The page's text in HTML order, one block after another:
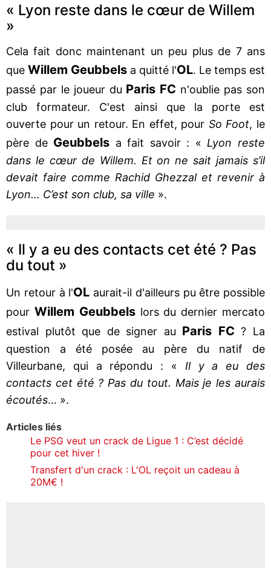
« Lyon reste dans le cœur de Willem
»
Cela fait donc maintenant un peu plus de 7 ans
que Willem Geubbels a quitté l'OL. Le temps est
passé par le joueur du Paris FC n'oublie pas son
club formateur. C'est ainsi que la porte est
ouverte pour un retour. En effet, pour So Foot, le
père de Geubbels a fait savoir : « Lyon reste
dans le cœur de Willem. Et on ne sait jamais s’il
devait faire comme Rachid Ghezzal et revenir à
Lyon… C’est son club, sa ville ».
« Il y a eu des contacts cet été ? Pas
du tout »
Un retour à l'OL aurait-il d'ailleurs pu être possible
pour Willem Geubbelslors du dernier mercato
estival plutôt que de signer au Paris FC ? La
question a été posée au père du natif de
Villeurbane, qui a répondu : « Il y a eu des
contacts cet été ? Pas du tout. Mais je les aurais
écoutés… ».
Articles liés
Le PSG veut un crack de Ligue 1 : C’est décidé
pour cet hiver !
Transfert d'un crack : L'OL reçoit un cadeau à
20M€ !